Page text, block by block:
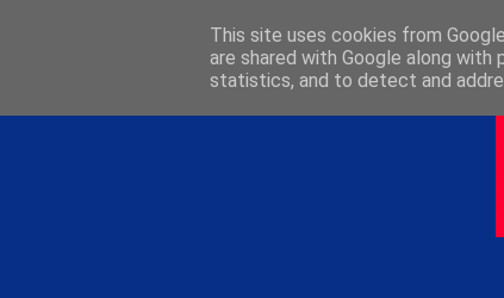
This site uses cookies from
are shared with Google along
statistics, and to detect and